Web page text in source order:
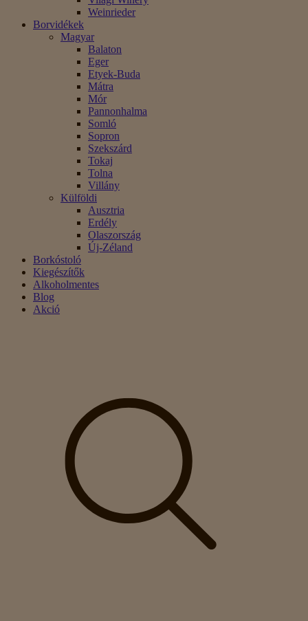
Weinrieder
Borvidékek
Magyar
Balaton
Eger
Etyek-Buda
Mátra
Mór
Pannonhalma
Somló
Sopron
Szekszárd
Tokaj
Tolna
Villány
Külföldi
Ausztria
Erdély
Olaszország
Új-Zéland
Borkóstoló
Kiegészítők
Alkoholmentes
Blog
Akció